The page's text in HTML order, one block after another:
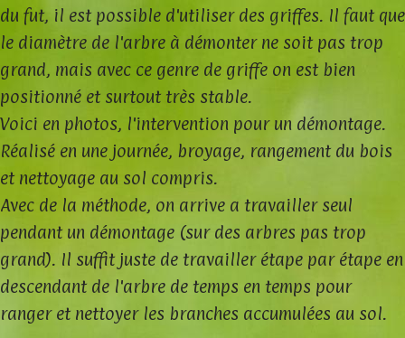
du fut, il est possible d'utiliser des griffes. Il faut que
le diamètre de l'arbre à démonter ne soit pas trop
grand, mais avec ce genre de griffe on est bien
positionné et surtout très stable.
Voici en photos, l'intervention pour un démontage.
Réalisé en une journée, broyage, rangement du bois
et nettoyage au sol compris.
Avec de la méthode, on arrive a travailler seul
pendant un démontage (sur des arbres pas trop
grand). Il suffit juste de travailler étape par étape en
descendant de l'arbre de temps en temps pour
ranger et nettoyer les branches accumulées au sol.